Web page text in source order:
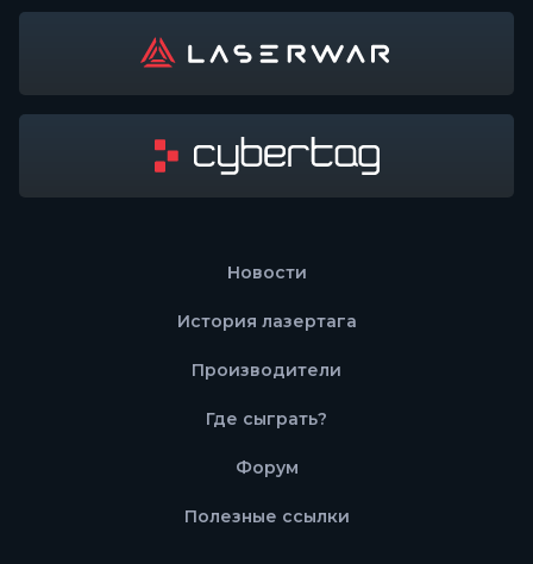
Новости
История лазертага
Производители
Где сыграть?
Форум
Полезные ссылки